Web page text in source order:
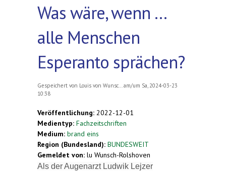
Was wäre, wenn ...
alle Menschen
Esperanto sprächen?
Gespeichert von Louis von Wunsc...
am/um Sa, 2024-03-23
10:38
Veröffentlichung: 2022-12-01
Medientyp: Fachzeitschriften
Medium: brand eins
Region (Bundesland): BUNDESWEIT
Gemeldet von: lu Wunsch-Rolshoven
Als der Augenarzt Ludwik Lejzer